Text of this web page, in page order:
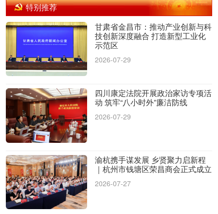
特别推荐
甘肃省金昌市：推动产业创新与科
技创新深度融合 打造新型工业化
示范区
2026-07-29
四川康定法院开展政治家访专项活
动 筑牢“八小时外”廉洁防线
2026-07-29
渝杭携手谋发展 乡贤聚力启新程
｜杭州市钱塘区荣昌商会正式成立
2026-07-27